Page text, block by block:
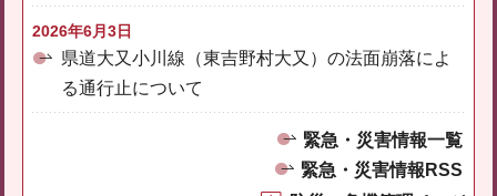
2026年6月3日
県道大又小川線（東吉野村大又）の法面崩落によ
る通行止について
緊急・災害情報一覧
緊急・災害情報RSS